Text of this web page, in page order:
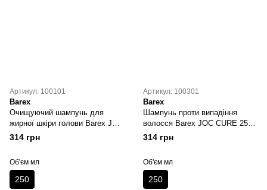
Артикул: 100101
Barex
Очищуючий шампунь для
жирної шкіри голови Barex JOC
CURE 250 мл
314 грн
Об'єм мл
250
Артикул: 100301
Barex
Шампунь проти випадіння
волосся Barex JOC CURE 250
мл
314 грн
Об'єм мл
250